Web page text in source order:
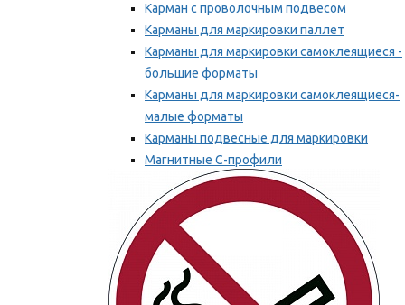
Карман с проволочным подвесом
Карманы для маркировки паллет
Карманы для маркировки самоклеящиеся -
большие форматы
Карманы для маркировки самоклеящиеся-
малые форматы
Карманы подвесные для маркировки
Магнитные С-профили
Напольная маркировка
Мы рекомендуем